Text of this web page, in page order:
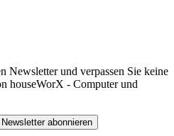
Newsletter und verpassen Sie keine
houseWorX - Computer und
Newsletter abonnieren